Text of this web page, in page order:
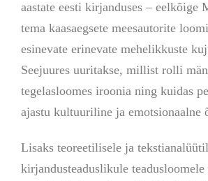
aastate eesti kirjanduses – eelkõige
tema kaasaegsete meesautorite
esinevate erinevate mehelikkuste
Seejuures uuritakse, millist rolli
tegelasloomes iroonia ning kuidas
ajastu kultuuriline ja emotsionaalne
Lisaks teoreetilisele ja
kirjandusteaduslikule